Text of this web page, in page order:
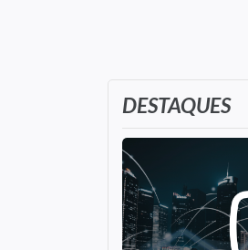
DESTAQUES